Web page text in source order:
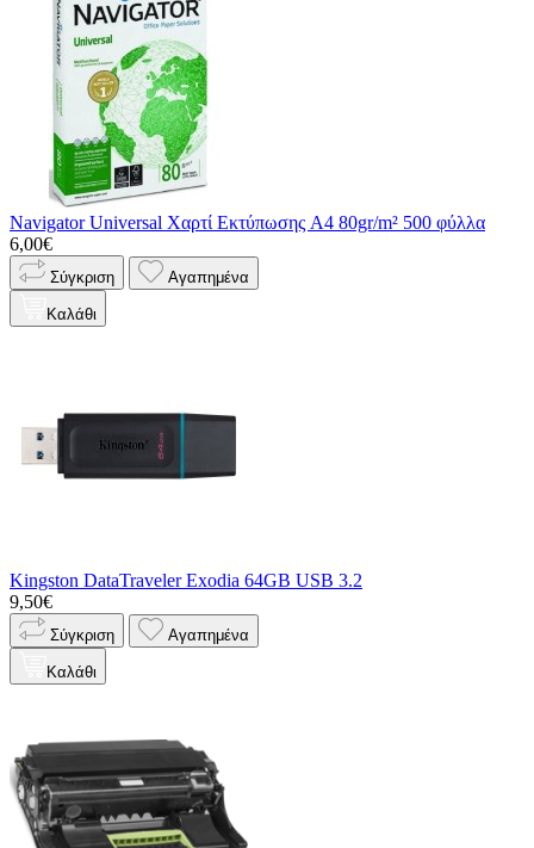
Navigator Universal Χαρτί Εκτύπωσης A4 80gr/m² 500 φύλλα
6,00€
Σύγκριση Αγαπημένα
Καλάθι
Kingston DataTraveler Exodia 64GB USB 3.2
9,50€
Σύγκριση Αγαπημένα
Καλάθι